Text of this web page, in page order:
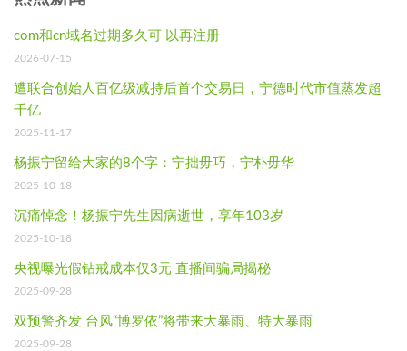
com和cn域名过期多久可 以再注册
2026-07-15
遭联合创始人百亿级减持后首个交易日，宁德时代市值蒸发超
千亿
2025-11-17
杨振宁留给大家的8个字：宁拙毋巧，宁朴毋华
2025-10-18
沉痛悼念！杨振宁先生因病逝世，享年103岁
2025-10-18
央视曝光假钻戒成本仅3元 直播间骗局揭秘
2025-09-28
双预警齐发 台风“博罗依”将带来大暴雨、特大暴雨
2025-09-28